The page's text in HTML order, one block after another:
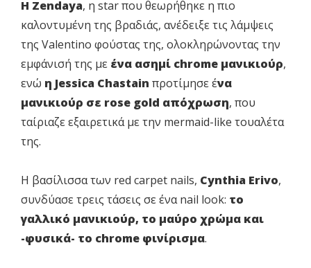
Η Zendaya, η star που θεωρήθηκε η πιο
καλοντυμένη της βραδιάς, ανέδειξε τις λάμψεις
της Valentino φούστας της, ολοκληρώνοντας την
εμφάνισή της με ένα ασημί chrome μανικιούρ,
ενώ η Jessica Chastain προτίμησε ένα
μανικιούρ σε rose gold απόχρωση, που
ταίριαζε εξαιρετικά με την mermaid-like τουαλέτα
της.
Η βασίλισσα των red carpet nails, Cynthia Erivo,
συνδύασε τρεις τάσεις σε ένα nail look: το
γαλλικό μανικιούρ, το μαύρο χρώμα και
-φυσικά- το chrome φινίρισμα.